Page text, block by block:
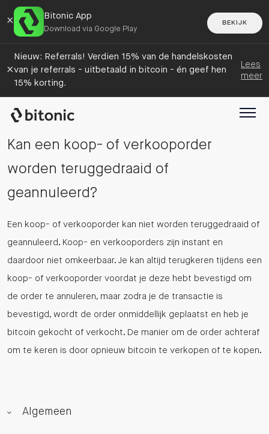
× Bitonic App
Download via Google Play
BEKIJK
×
Nieuw: Referrals! Verdien 15% van de handelskosten
van je referrals - uitbetaald in bitcoin - én geef hen
15% korting.
Lees
meer
Kan een koop- of verkooporder
worden teruggedraaid of
geannuleerd?
Een koop- of verkooporder kan niet worden teruggedraaid of
geannuleerd. Koop- en verkooporders zijn instant en
daardoor niet omkeerbaar. Je kan altijd terugkeren tijdens een
koop- of verkooporder voordat je deze hebt bevestigd om
de order te annuleren, maar zodra je de transactie is
bevestigd, wordt de order onmiddellijk geplaatst en heb je
bitcoin gekocht of verkocht. De manier om de order achteraf
om te keren is door opnieuw bitcoin te verkopen of te kopen.
Algemeen